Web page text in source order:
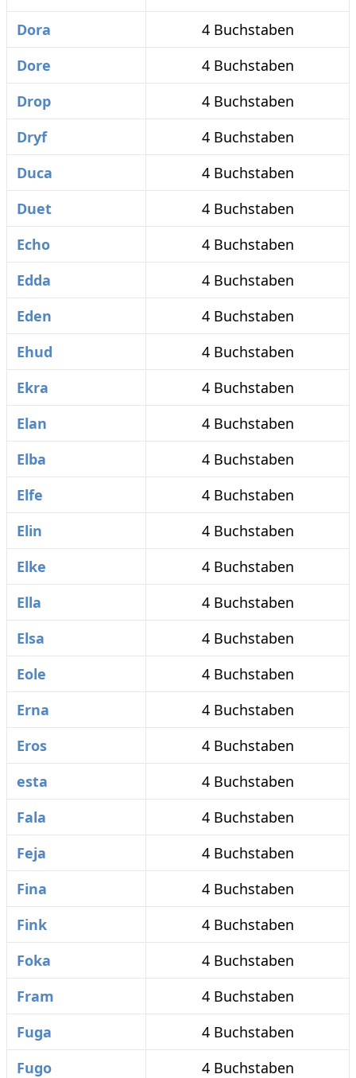
Dora
4 Buchstaben
Dore
4 Buchstaben
Drop
4 Buchstaben
Dryf
4 Buchstaben
Duca
4 Buchstaben
Duet
4 Buchstaben
Echo
4 Buchstaben
Edda
4 Buchstaben
Eden
4 Buchstaben
Ehud
4 Buchstaben
Ekra
4 Buchstaben
Elan
4 Buchstaben
Elba
4 Buchstaben
Elfe
4 Buchstaben
Elin
4 Buchstaben
Elke
4 Buchstaben
Ella
4 Buchstaben
Elsa
4 Buchstaben
Eole
4 Buchstaben
Erna
4 Buchstaben
Eros
4 Buchstaben
esta
4 Buchstaben
Fala
4 Buchstaben
Feja
4 Buchstaben
Fina
4 Buchstaben
Fink
4 Buchstaben
Foka
4 Buchstaben
Fram
4 Buchstaben
Fuga
4 Buchstaben
Fugo
4 Buchstaben